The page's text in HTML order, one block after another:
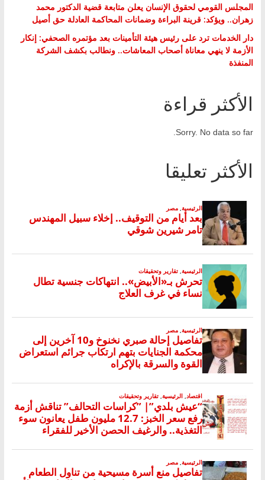
المجلس القومي لحقوق الإنسان يعلن متابعة قضية الدكتور محمد
زهران.. ويؤكد: قرينة البراءة وضمانات المحاكمة العادلة حق أصيل
دار الخدمات ترد على رئيس هيئة التأمينات بعد مؤتمره الصحفي: إنكار
الأزمة لا ينهي معاناة أصحاب المعاشات.. ونطالب بكشف الشركة
المنفذة
الأكثر قراءة
Sorry. No data so far.
الأكثر تعليقا